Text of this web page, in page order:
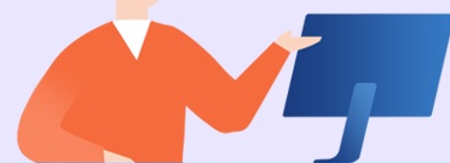
我们的退款政策
support@coolmuster.com
、付款邮箱或订单收据（优先提供收据），并说明